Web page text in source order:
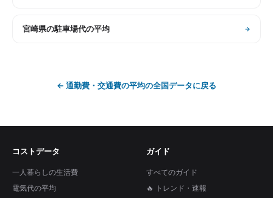
宮崎県の駐車場代の平均
← 通勤費・交通費の平均の全国データに戻る
コストデータ
一人暮らしの生活費
電気代の平均
ガイド
すべてのガイド
🔥 トレンド・速報